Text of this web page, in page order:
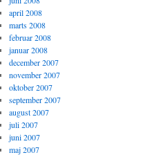
april 2008
marts 2008
februar 2008
januar 2008
december 2007
november 2007
oktober 2007
september 2007
august 2007
juli 2007
juni 2007
maj 2007